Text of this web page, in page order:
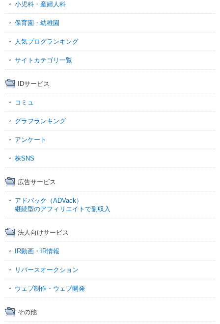
小児科・産婦人科
保育園・幼稚園
人気ブログランキング
サイトカテゴリ一覧
IDサービス
コミュ
グラフランキング
アンケート
株SNS
広告サービス
アドバック（ADVack）
継続型のアフィリエイトで副収入
法人向けサービス
IR動画・IR情報
リバースオークション
ウェブ制作・ウェブ開発
その他